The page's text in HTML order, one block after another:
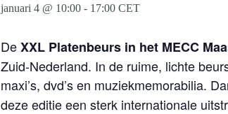
januari 4 @ 10:00 - 17:00 CET
DeXXL Platenbeurs in het MECC
Zuid-Nederland. In de ruime, lichte
maxi’s, dvd’s en muziekmemorabilia.
deze editie een sterk internationale